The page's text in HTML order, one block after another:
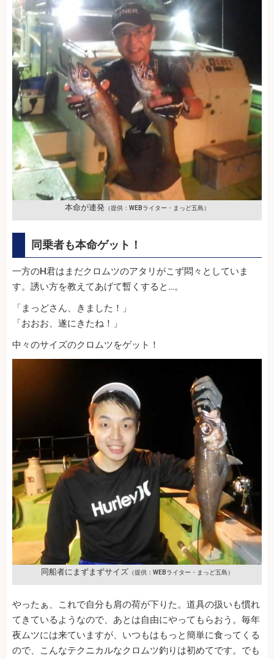
本命が連発 （提供：WEBライター・まっど五島）
同乗者も本命ゲット！
一方のH君はまだクロムツのアタリがこず悶々としていま
す。誘い方を教えてあげて暫くすると…。
「まっどさん、きました！」
「おおお、遂にきたね！」
中々のサイズのクロムツをゲット！
同船者にまずまずサイズ （提供：WEBライター・まっど五島）
やったぁ、これで自分も肩の荷が下りた。道具の扱いも慣れ
てきているようなので、あとは自由にやってもらおう。毎年
夜ムツには来ていますが、いつもはもっと簡単に食ってくる
ので、こんなテクニカルなクロムツ釣りは初めてです。でも